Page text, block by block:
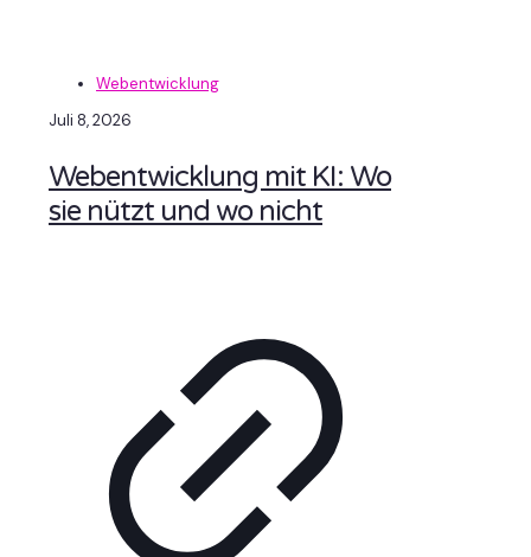
Webentwicklung
Juli 8, 2026
Webentwicklung mit KI: Wo
sie nützt und wo nicht